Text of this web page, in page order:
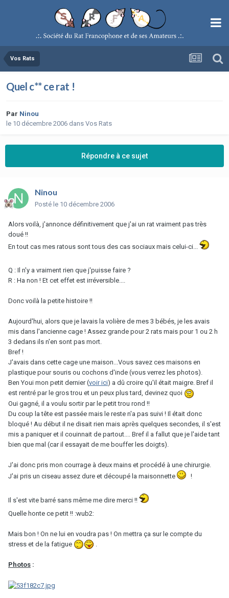
Vos Rats
Quel c** ce rat !
Par Ninou
le 10 décembre 2006 dans Vos Rats
Répondre à ce sujet
Ninou
Posté le 10 décembre 2006
Alors voilà, j'annonce définitivement que j'ai un rat vraiment pas très
doué !!
En tout cas mes ratous sont tous des cas sociaux mais celui-ci...
Q : Il n'y a vraiment rien que j'puisse faire ?
R : Ha non ! Et cet effet est irréversible....
Donc voilà la petite histoire !!
Aujourd'hui, alors que je lavais la volière de mes 3 bébés, je les avais
mis dans l'ancienne cage ! Assez grande pour 2 rats mais pour 1 ou 2 h
3 dedans ils n'en sont pas mort.
Bref !
J'avais dans cette cage une maison...Vous savez ces maisons en
plastique pour souris ou cochons d'inde (vous verrez les photos).
Ben Youi mon petit dernier (voir ici) a dû croire qu'il était maigre. Bref il
est rentré par le gros trou et un peux plus tard, devinez quoi
Oui gagné, il a voulu sortir par le petit trou rond !!
Du coup la tête est passée mais le reste n'a pas suivi ! Il était donc
bloqué ! Au début il ne disait rien mais après quelques secondes, il s'est
mis a paniquer et il couinnait de partout.... Bref il a fallut que je l'aide tant
bien que mal (car il essayait de me bouffer les doigts).
J'ai donc pris mon courrage à deux mains et procédé à une chirurgie.
J'ai pris un ciseau assez dure et découpé la maisonnette
!
Il s'est vite barré sans même me dire merci !!
Quelle honte ce petit !! :wub2:
Mais bon ! On ne lui en voudra pas ! On mettra ça sur le compte du
stress et de la fatigue
Photos :